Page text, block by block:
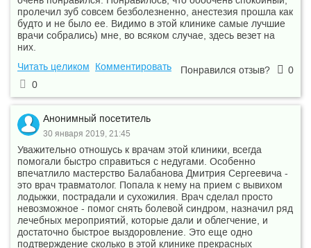
пролечил зуб совсем безболезненно, анестезия прошла как
будто и не было ее. Видимо в этой клинике самые лучшие
врачи собрались) мне, во всяком случае, здесь везет на
них.
Читать целиком
Комментировать Понравился отзыв?
0
0
Анонимный посетитель
30 января 2019, 21:45
Уважительно отношусь к врачам этой клиники, всегда
помогали быстро справиться с недугами. Особенно
впечатлило мастерство Балабанова Дмитрия Сергеевича -
это врач травматолог. Попала к нему на прием с вывихом
лодыжки, пострадали и сухожилия. Врач сделал просто
невозможное - помог снять болевой синдром, назначил ряд
лечебных мероприятий, которые дали и облегчение, и
достаточно быстрое выздоровление. Это еще одно
подтверждение сколько в этой клинике прекрасных